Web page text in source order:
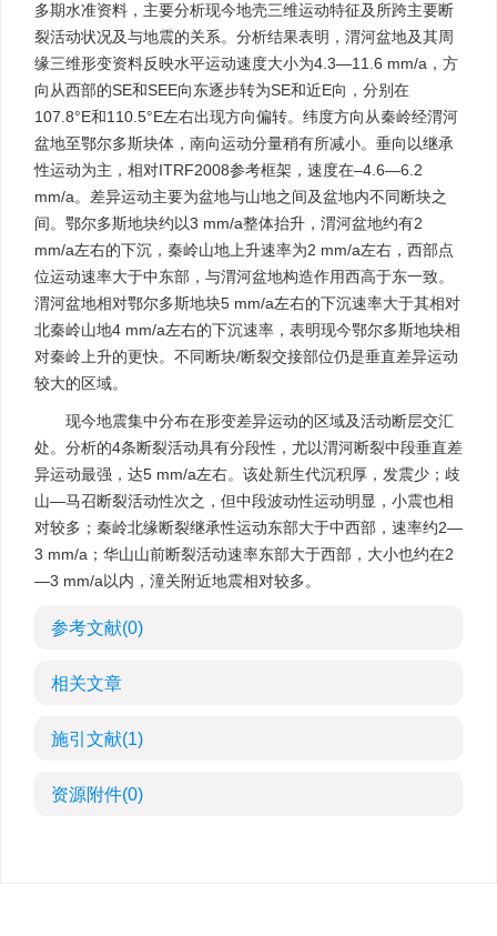
多期水准资料，主要分析现今地壳三维运动特征及所跨主要断
裂活动状况及与地震的关系。分析结果表明，渭河盆地及其周
缘三维形变资料反映水平运动速度大小为4.3—11.6 mm/a，方
向从西部的SE和SEE向东逐步转为SE和近E向，分别在
107.8°E和110.5°E左右出现方向偏转。纬度方向从秦岭经渭河
盆地至鄂尔多斯块体，南向运动分量稍有所减小。垂向以继承
性运动为主，相对ITRF2008参考框架，速度在–4.6—6.2
mm/a。差异运动主要为盆地与山地之间及盆地内不同断块之
间。鄂尔多斯地块约以3 mm/a整体抬升，渭河盆地约有2
mm/a左右的下沉，秦岭山地上升速率为2 mm/a左右，西部点
位运动速率大于中东部，与渭河盆地构造作用西高于东一致。
渭河盆地相对鄂尔多斯地块5 mm/a左右的下沉速率大于其相对
北秦岭山地4 mm/a左右的下沉速率，表明现今鄂尔多斯地块相
对秦岭上升的更快。不同断块/断裂交接部位仍是垂直差异运动
较大的区域。
现今地震集中分布在形变差异运动的区域及活动断层交汇
处。分析的4条断裂活动具有分段性，尤以渭河断裂中段垂直差
异运动最强，达5 mm/a左右。该处新生代沉积厚，发震少；歧
山—马召断裂活动性次之，但中段波动性运动明显，小震也相
对较多；秦岭北缘断裂继承性运动东部大于中西部，速率约2—
3 mm/a；华山山前断裂活动速率东部大于西部，大小也约在2
—3 mm/a以内，潼关附近地震相对较多。
参考文献(0)
相关文章
施引文献(1)
资源附件(0)